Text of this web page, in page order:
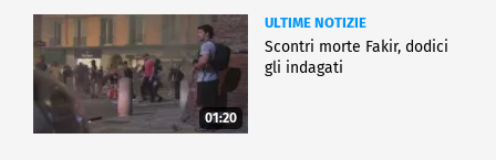
01:20
ULTIME NOTIZIE
Scontri morte Fakir, dodici
gli indagati